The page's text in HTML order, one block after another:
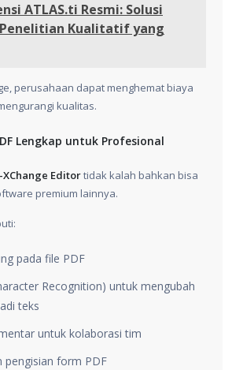
ATLAS.ti Resmi: Solusi
Kualitatif yang
perusahaan dapat menghemat biaya
kualitas.
Lengkap untuk Profesional
XChange Editortidak kalah bahkan bisa
premium lainnya.
pada file PDF
Recognition) untuk mengubah
teks
untuk kolaborasi tim
pengisian form PDF